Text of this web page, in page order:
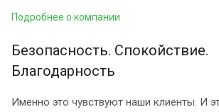
Подробнее о компании
Безопасность. Спокойствие.
Благодарность
Именно это чувствуют наши клиенты. И